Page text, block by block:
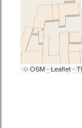
©OSM-Leaflet-